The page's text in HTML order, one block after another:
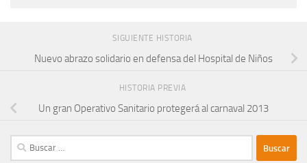
SIGUIENTE HISTORIA
Nuevo abrazo solidario en defensa del Hospital de Niños
HISTORIA PREVIA
Un gran Operativo Sanitario protegerá al carnaval 2013
Buscar: